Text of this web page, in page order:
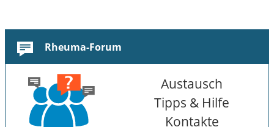
Rheuma-Forum
Austausch
Tipps & Hilfe
Kontakte